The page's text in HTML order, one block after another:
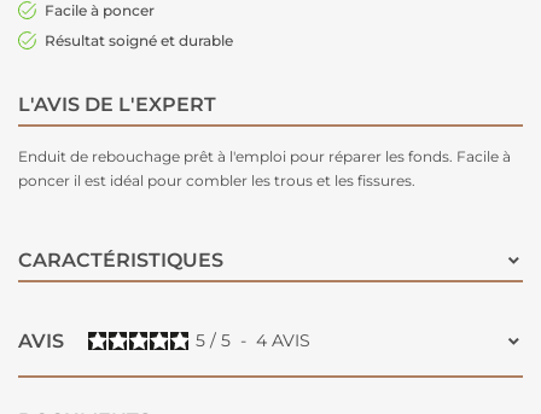
Facile à poncer
Résultat soigné et durable
L'AVIS DE L'EXPERT
Enduit de rebouchage prêt à l'emploi pour réparer les fonds. Facile à
poncer il est idéal pour combler les trous et les fissures.
CARACTÉRISTIQUES
AVIS 5 / 5 - 4 AVIS